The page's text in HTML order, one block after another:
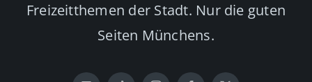
Freizeitthemen der Stadt. Nur die guten
Seiten Münchens.